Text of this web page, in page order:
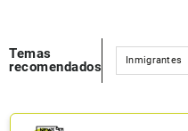
Temas
recomendados
Inmigrantes